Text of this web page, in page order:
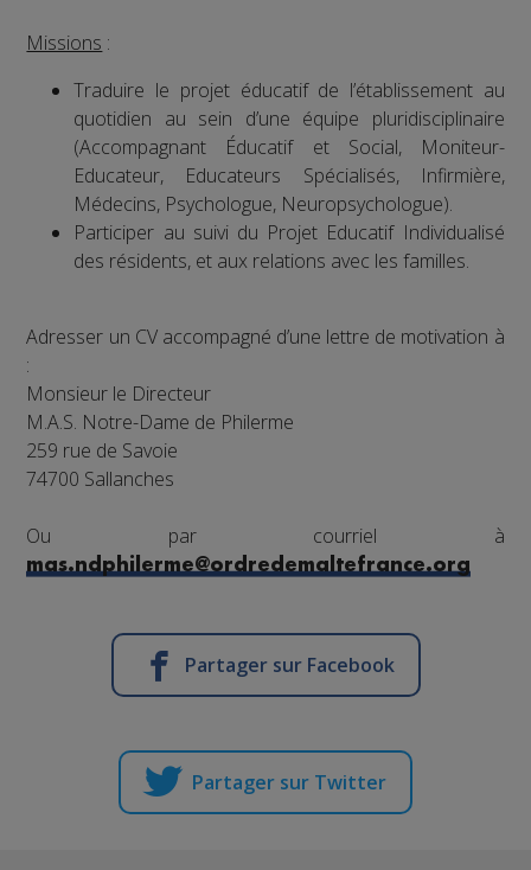
Missions :
Traduire le projet éducatif de l’établissement au
quotidien au sein d’une équipe pluridisciplinaire
(Accompagnant Éducatif et Social, Moniteur-
Educateur, Educateurs Spécialisés, Infirmière,
Médecins, Psychologue, Neuropsychologue).
Participer au suivi du Projet Educatif Individualisé
des résidents, et aux relations avec les familles.
Adresser un CV accompagné d’une lettre de motivation à
:
Monsieur le Directeur
M.A.S. Notre-Dame de Philerme
259 rue de Savoie
74700 Sallanches
Ou par courriel à
mas.ndphilerme@ordredemaltefrance.org
Partager sur Facebook
Partager sur Twitter